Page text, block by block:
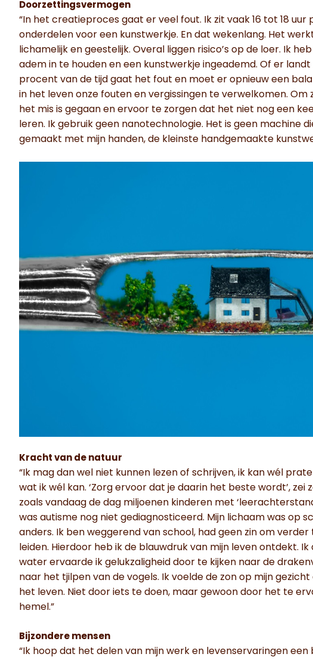
Doorzettingsvermogen
“In het creatieproces gaat er veel fout. Ik zit vaak 16 tot 18
onderdelen voor een kunstwerkje. En dat wekenlang. Het
lichamelijk en geestelijk. Overal liggen risico’s op de loer. Ik
adem in te houden en een kunstwerkje ingeademd. Of er landt
procent van de tijd gaat het fout en moet er opnieuw een
in het leven onze fouten en vergissingen te verwelkomen.
het mis is gegaan en ervoor te zorgen dat het niet nog een
leren. Ik gebruik geen nanotechnologie. Het is geen machine
gemaakt met mijn handen, de kleinste handgemaakte
Kracht van de natuur
“Ik mag dan wel niet kunnen lezen of schrijven, ik kan wél
wat ik wél kan. ‘Zorg ervoor dat je daarin het beste wordt’, zei
zoals vandaag de dag miljoenen kinderen met
was autisme nog niet gediagnosticeerd. Mijn lichaam was op
anders. Ik ben weggerend van school, had geen zin om
leiden. Hierdoor heb ik de blauwdruk van mijn leven ontdekt.
water ervaarde ik gelukzaligheid door te kijken naar de
naar het tjilpen van de vogels. Ik voelde de zon op mijn
het leven. Niet door iets te doen, maar gewoon door het te
hemel.”
Bijzondere mensen
“Ik hoop dat het delen van mijn werk en levenservaringen een